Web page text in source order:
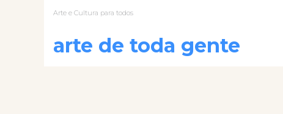
Arte e Cultura para todos
arte de toda gente